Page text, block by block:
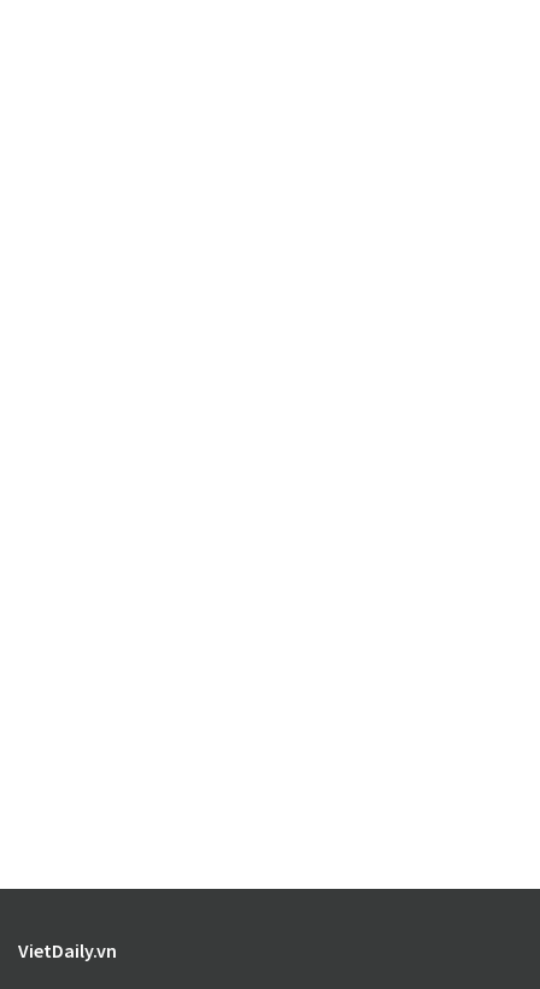
VietDaily.vn